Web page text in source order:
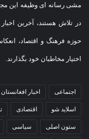
مشی رسانه ای وظیفه این
در تلاش هستند، آخرین
حوزه فرهنگ و اقتصاد،
اختیار مخاطبان خود بگذارند.
اجتماعی اخبار افغانستان
اسلاید شو اقتصادی
ستون اصلی سیاسی